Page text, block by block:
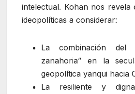
intelectual. Kohan nos revela
ideopolíticas a considerar:
La combinación
zanahoria” en la
geopolítica yanqui hacia
La resiliente y digna